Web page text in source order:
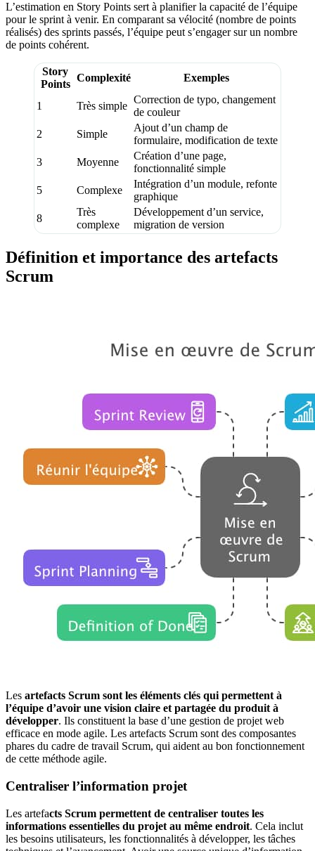
L’estimation en Story Points sert à planifier la capacité de l’équipe
pour le sprint à venir. En comparant sa vélocité (nombre de points
réalisés) des sprints passés, l’équipe peut s’engager sur un nombre
de points cohérent.
Story
Points
Complexité Exemples
1 Très simple
Correction de typo, changement
de couleur
2
Simple
Ajout d’un champ de
formulaire, modification de texte
3
Moyenne
Création d’une page,
fonctionnalité simple
5
Complexe
Intégration d’un module, refonte
graphique
8
Très
complexe
Développement d’un service,
migration de version
Définition et importance des artefacts
Scrum
Les artefacts Scrum sont les éléments clés qui permettent à
l’équipe d’avoir une vision claire et partagée du produit à
développer. Ils constituent la base d’une gestion de projet web
efficace en mode agile. Les artefacts Scrum sont des composantes
phares du cadre de travail Scrum, qui aident au bon fonctionnement
de cette méthode agile.
Centraliser l’information projet
Les artefacts Scrum permettent de centraliser toutes les
informations essentielles du projet au même endroit. Cela inclut
les besoins utilisateurs, les fonctionnalités à développer, les tâches